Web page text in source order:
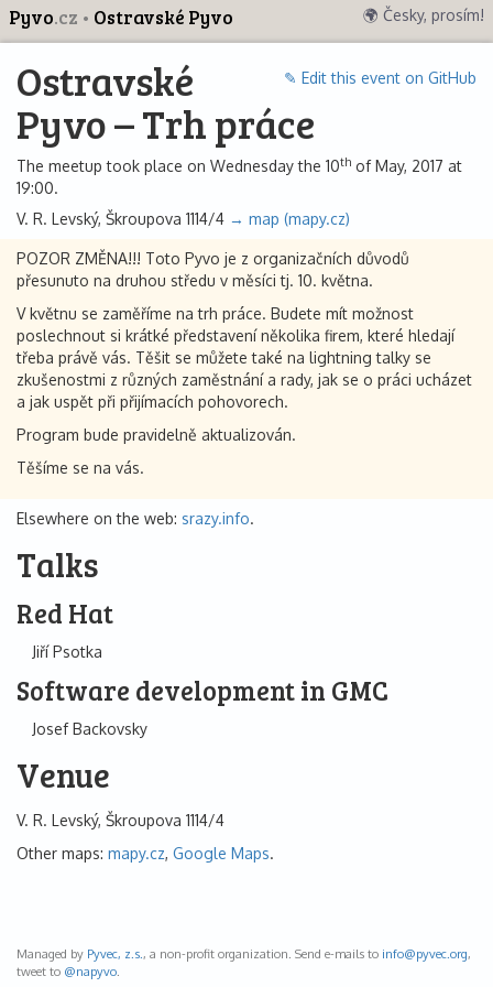
Pyvo.cz Ostravské Pyvo 🌍 Česky, prosím!
✎ Edit this event on GitHub
Ostravské
Pyvo – Trh práce
The meetup took place on Wednesday the 10th of May, 2017 at
19:00.
V. R. Levský, Škroupova 1114/4 → map (mapy.cz)
POZOR ZMĚNA!!! Toto Pyvo je z organizačních důvodů
přesunuto na druhou středu v měsíci tj. 10. května.
V květnu se zaměříme na trh práce. Budete mít možnost
poslechnout si krátké představení několika firem, které hledají
třeba právě vás. Těšit se můžete také na lightning talky se
zkušenostmi z různých zaměstnání a rady, jak se o práci ucházet
a jak uspět při přijímacích pohovorech.
Program bude pravidelně aktualizován.
Těšíme se na vás.
Elsewhere on the web: srazy.info.
Talks
Red Hat
Jiří Psotka
Software development in GMC
Josef Backovsky
Venue
V. R. Levský, Škroupova 1114/4
Other maps: mapy.cz, Google Maps.
Managed by Pyvec, z.s. , a non-profit organization. Send e-mails to info@pyvec.org,
tweet to @napyvo